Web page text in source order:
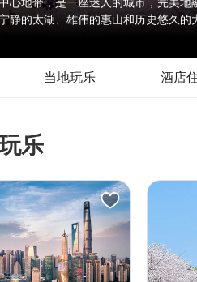
静的太湖、雄伟的惠山和历史悠久
游客都能感受到热情的氛围和丰富
当地玩乐 酒店
乐